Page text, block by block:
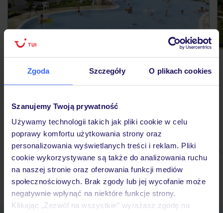
Zgoda Szczegóły O plikach cookies
Szanujemy Twoją prywatność
Używamy technologii takich jak pliki cookie w celu
poprawy komfortu użytkowania strony oraz
personalizowania wyświetlanych treści i reklam. Pliki
cookie wykorzystywane są także do analizowania ruchu
na naszej stronie oraz oferowania funkcji mediów
społecznościowych. Brak zgody lub jej wycofanie może
negatywnie wpłynąć na niektóre funkcje strony.
Klikając „Zezwól na wszystkie” wyrażasz zgodę na
Camping-Village Bella Italia
WŁOCHY / JEZIORO GARDA
niedaleko plaży nad jeziorem
lekarz w hotelu
aneks kuchenny
1 001 zł/os.
Ubezpieczenia turystyczne Włochy - dowiedz się więcej »